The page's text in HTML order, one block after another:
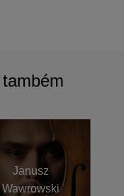
Janusz
Wawrowski